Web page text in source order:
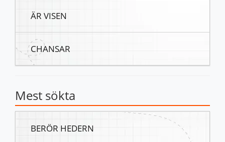
ÄR VISEN
CHANSAR
Mest sökta
BERÖR HEDERN